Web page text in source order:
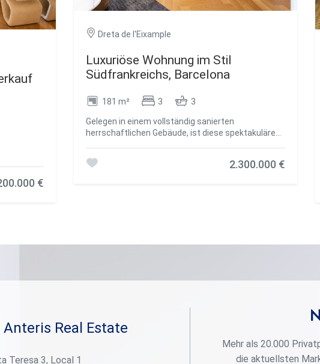
€
Dreta de l'Eixample
Luxuriöse Wohnung im Stil
Südfrankreichs, Barcelona
181 m² 3 3
Gelegen in einem vollständig sanierten
herrschaftlichen Gebäude, ist diese spektakuläre
Gelassenheit von Sainte-Anne, einem der
Atmosphäre. Der großzügige Wohnbereich ist offen
Barcelonas in natürliches Licht getaucht. Wohn-
offene Küche mit zentraler Insel ist eine perfekte
Kombination aus Funktionalität und Schönheit,
ausgestattet mit hochwertigen Geräten und
Oberflächen in Weiß und Marmor. Der Schlafbereich
2.300.000 €
Real Estate
Teresa 3, Local 1
Mehr als 20.000
die aktuellsten